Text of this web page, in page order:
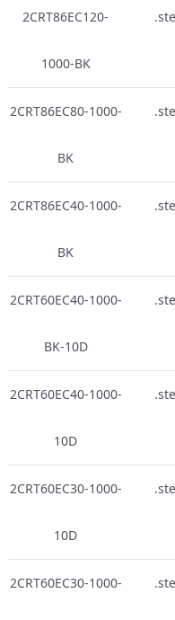
2CRT86EC120-
1000-BK
2CRT86EC80-1000-
BK
2CRT86EC40-1000-
BK
2CRT60EC40-1000-
BK-10D
2CRT60EC40-1000-
10D
2CRT60EC30-1000-
10D
2CRT60EC30-1000-